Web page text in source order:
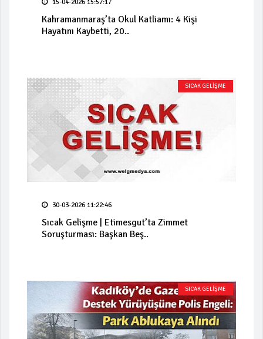
15-04-2026 15:57:17
Kahramanmaraş’ta Okul Katliamı: 4 Kişi
Hayatını Kaybetti, 20..
SICAK GELİŞME
30-03-2026 11:22:46
Sıcak Gelişme | Etimesgut’ta Zimmet
Soruşturması: Başkan Beş..
SICAK GELİŞME